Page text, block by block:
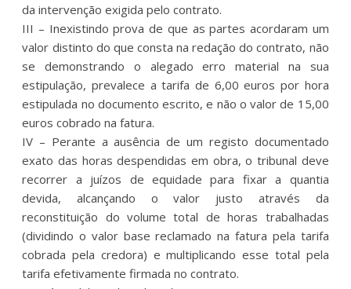
da intervenção exigida pelo contrato.
III – Inexistindo prova de que as partes acordaram um
valor distinto do que consta na redação do contrato, não
se demonstrando o alegado erro material na sua
estipulação, prevalece a tarifa de 6,00 euros por hora
estipulada no documento escrito, e não o valor de 15,00
euros cobrado na fatura.
IV – Perante a ausência de um registo documentado
exato das horas despendidas em obra, o tribunal deve
recorrer a juízos de equidade para fixar a quantia
devida, alcançando o valor justo através da
reconstituição do volume total de horas trabalhadas
(dividindo o valor base reclamado na fatura pela tarifa
cobrada pela credora) e multiplicando esse total pela
tarifa efetivamente firmada no contrato.